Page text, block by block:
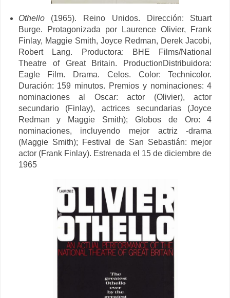
Othello(1965). Reino Unidos. Dirección: Stuart
Burge. Protagonizada por Laurence Olivier, Frank
Finlay, Maggie Smith, Joyce Redman, Derek Jacobi,
Robert Lang. Productora: BHE Films/National
Theatre of Great Britain. ProductionDistribuidora:
Eagle Film. Drama. Celos. Color: Technicolor.
Duración: 159 minutos. Premios y nominaciones:4
nominaciones al Oscar: actor (Olivier), actor
secundario (Finlay), actrices secundarias (Joyce
Redman y Maggie Smith); Globos de Oro: 4
nominaciones, incluyendo mejor actriz -drama
(Maggie Smith);
Festival de San Sebastián: mejor
actor (Frank Finlay). Estrenada el 15 de diciembre de
1965